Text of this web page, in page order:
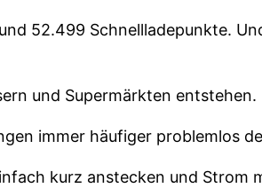
52.499 Schnellladepunkte.
und Supermärkten entstehen.
immer häufiger problemlos
kurz anstecken und Strom